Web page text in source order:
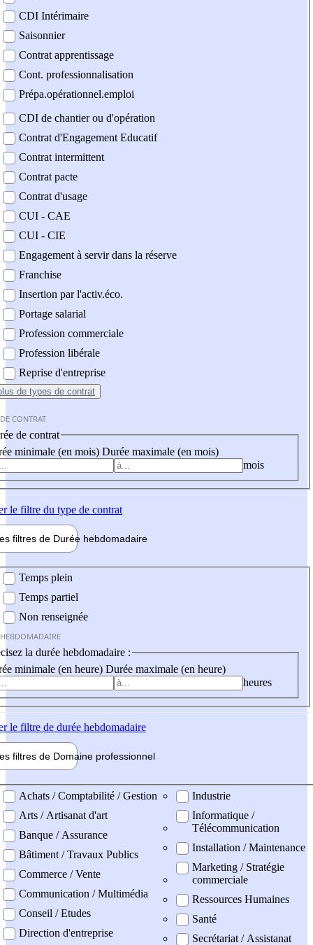
CDI Intérimaire
Saisonnier
Contrat apprentissage
Cont. professionnalisation
Prépa.opérationnel.emploi
CDI de chantier ou d'opération
Contrat d'Engagement Educatif
Contrat intermittent
Contrat pacte
Contrat d'usage
CUI - CAE
CUI - CIE
Engagement à servir dans la réserve
Franchise
Insertion par l'activ.éco.
Portage salarial
Profession commerciale
Profession libérale
Reprise d'entreprise
de types de contrat
CONTRAT
de contrat
minimale (en mois) Durée maximale (en mois)
mois
le filtre du type de contrat
filtres de Durée hebdomadaire
Temps plein
Temps partiel
Non renseignée
la durée hebdomadaire :
minimale (en heure) Durée maximale (en heure)
heures
le filtre de durée hebdomadaire
filtres de Domaine professionnel
professionel
Achats / Comptabilité / Gestion
Arts / Artisanat d'art
Banque / Assurance
Bâtiment / Travaux Publics
Commerce / Vente
Communication / Multimédia
Conseil / Etudes
Direction d'entreprise
Industrie
Informatique /
Télécommunication
Installation / Maintenance
Marketing / Stratégie
commerciale
Ressources Humaines
Santé
Secrétariat / Assistanat